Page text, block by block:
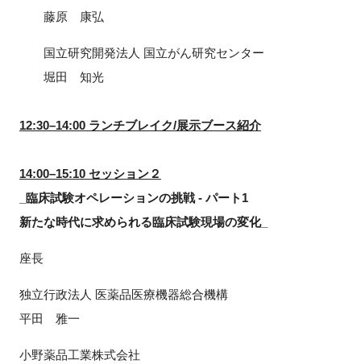
藤原 康弘
国立研究開発法人 国立がん研究センター
堀田 知光
12:30–14:00 ランチブレイク/展示ブース紹介
14:00–15:10 セッション２
_臨床試験オペレーションの挑戦 - パート1
新たな時代に求められる臨床試験現場の変化_
座長
独立行政法人 医薬品医療機器総合機構
平田 雅一
小野薬品工業株式会社